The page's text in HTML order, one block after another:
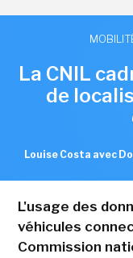
La CNIL
de
Louise Costa avec
L'usage des
véhicules
Commission